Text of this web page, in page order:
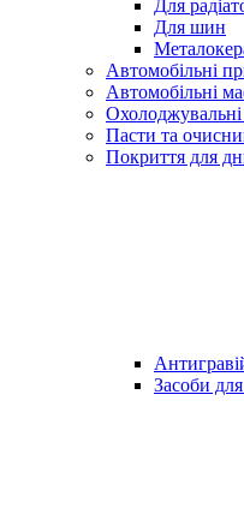
Для
Для шин
Автомобільні
Автомобільні
Пасти та
Покриття для
Засоби